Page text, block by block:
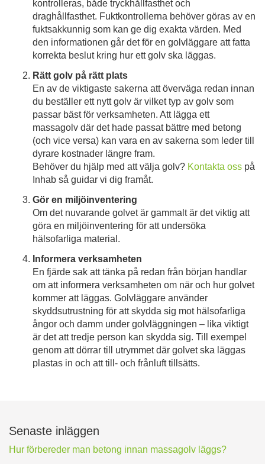
kontrolleras, både tryckhållfasthet och
draghållfasthet. Fuktkontrollerna behöver göras av en
fuktsakkunnig som kan ge dig exakta värden. Med
den informationen går det för en golvläggare att fatta
korrekta beslut kring hur ett golv ska läggas.
Rätt golv på rätt plats
En av de viktigaste sakerna att överväga redan innan
du beställer ett nytt golv är vilket typ av golv som
passar bäst för verksamheten. Att lägga ett
massagolv där det hade passat bättre med betong
(och vice versa) kan vara en av sakerna som leder till
dyrare kostnader längre fram.
Behöver du hjälp med att välja golv? Kontakta oss på
Inhab så guidar vi dig framåt.
Gör en miljöinventering
Om det nuvarande golvet är gammalt är det viktig att
göra en miljöinventering för att undersöka
hälsofarliga material.
Informera verksamheten
En fjärde sak att tänka på redan från början handlar
om att informera verksamheten om när och hur golvet
kommer att läggas. Golvläggare använder
skyddsutrustning för att skydda sig mot hälsofarliga
ångor och damm under golvläggningen – lika viktigt
är det att tredje person kan skydda sig. Till exempel
genom att dörrar till utrymmet där golvet ska läggas
plastas in och att till- och frånluft tillsätts.
Senaste inläggen
Hur förbereder man betong innan massagolv läggs?